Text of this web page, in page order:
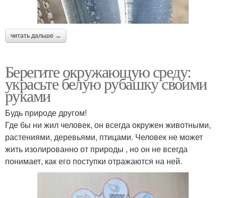
читать дальше →
Берегите окружающую среду:
украсьте белую рубашку своими
руками
Будь природе другом!
Где бы ни жил человек, он всегда окружен животными,
растениями, деревьями, птицами. Человек не может
жить изолированно от природы , но он не всегда
понимает, как его поступки отражаются на ней.